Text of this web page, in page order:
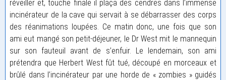
réveiller et, touche finale il plaça des cendres dans l’immense
incinérateur de la cave qui servait à se débarrasser des corps
des réanimations loupées. Ce matin donc, une fois que son
ami eut mangé son petit-déjeuner, le Dr West mit le mannequin
sur son fauteuil avant de s’enfuir. Le lendemain, son ami
prétendra que Herbert West fût tué, découpé en morceaux et
brûlé dans l’incinérateur par une horde de « zombies » guidés